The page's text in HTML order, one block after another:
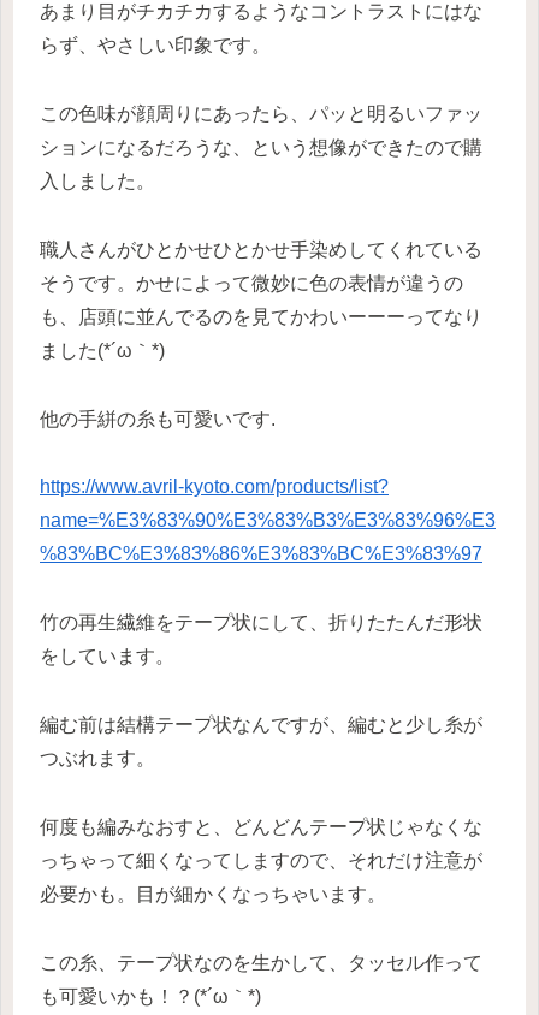
あまり目がチカチカするようなコントラストにはな
らず、やさしい印象です。
この色味が顔周りにあったら、パッと明るいファッ
ションになるだろうな、という想像ができたので購
入しました。
職人さんがひとかせひとかせ手染めしてくれている
そうです。かせによって微妙に色の表情が違うの
も、店頭に並んでるのを見てかわいーーーってなり
ました(*´ω｀*)
他の手絣の糸も可愛いです.
https://www.avril-kyoto.com/products/list?
name=%E3%83%90%E3%83%B3%E3%83%96%E3
%83%BC%E3%83%86%E3%83%BC%E3%83%97
竹の再生繊維をテープ状にして、折りたたんだ形状
をしています。
編む前は結構テープ状なんですが、編むと少し糸が
つぶれます。
何度も編みなおすと、どんどんテープ状じゃなくな
っちゃって細くなってしますので、それだけ注意が
必要かも。目が細かくなっちゃいます。
この糸、テープ状なのを生かして、タッセル作って
も可愛いかも！？(*´ω｀*)